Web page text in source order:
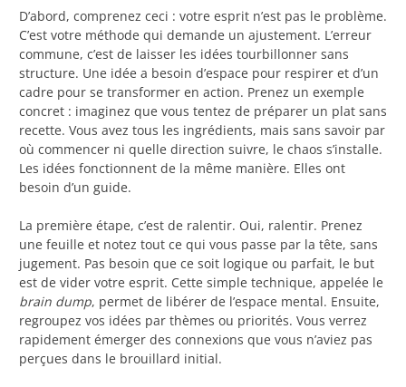
D’abord, comprenez ceci : votre esprit n’est pas le problème.
C’est votre méthode qui demande un ajustement. L’erreur
commune, c’est de laisser les idées tourbillonner sans
structure. Une idée a besoin d’espace pour respirer et d’un
cadre pour se transformer en action. Prenez un exemple
concret : imaginez que vous tentez de préparer un plat sans
recette. Vous avez tous les ingrédients, mais sans savoir par
où commencer ni quelle direction suivre, le chaos s’installe.
Les idées fonctionnent de la même manière. Elles ont
besoin d’un guide.
La première étape, c’est de ralentir. Oui, ralentir. Prenez
une feuille et notez tout ce qui vous passe par la tête, sans
jugement. Pas besoin que ce soit logique ou parfait, le but
est de vider votre esprit. Cette simple technique, appelée le
brain dump, permet de libérer de l’espace mental. Ensuite,
regroupez vos idées par thèmes ou priorités. Vous verrez
rapidement émerger des connexions que vous n’aviez pas
perçues dans le brouillard initial.